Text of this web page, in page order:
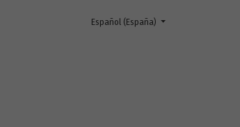
Reseñas
Cambiar el idioma. El actual es:
Español (España)